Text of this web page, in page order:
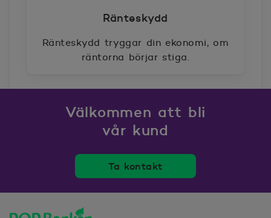
Ränteskydd
Ränteskydd tryggar din ekonomi, om
räntorna börjar stiga.
Välkommen att bli
vår kund
Ta kontakt